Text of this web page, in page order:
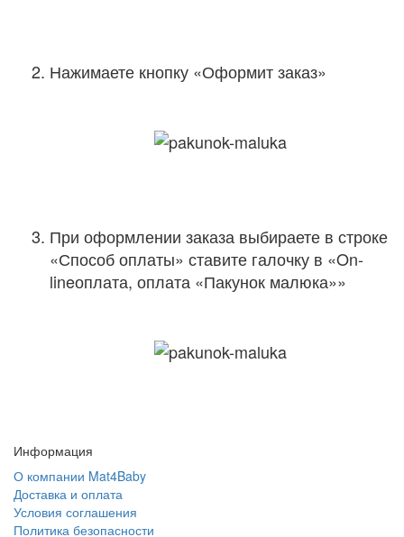
Нажимаете кнопку «Оформит заказ»
При оформлении заказа выбираете в строке
«Способ оплаты» ставите галочку в «On-
lineоплата, оплата «Пакунок малюка»»
Информация
О компании Mat4Baby
Доставка и оплата
Условия соглашения
Политика безопасности